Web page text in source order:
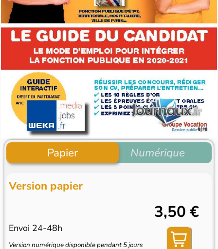
Papier Numérique
Version papier
Envoi 24-48h
3,50 €
Version numérique disponible pendant 5 jours